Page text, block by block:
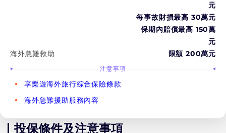
元
每事故財損最高 30萬元
保期內賠償最高 150萬
元
海外急難救助
限額 200萬元
注意事項
享樂遊海外旅行綜合保險條款
海外急難援助服務內容
投保條件及注意事項